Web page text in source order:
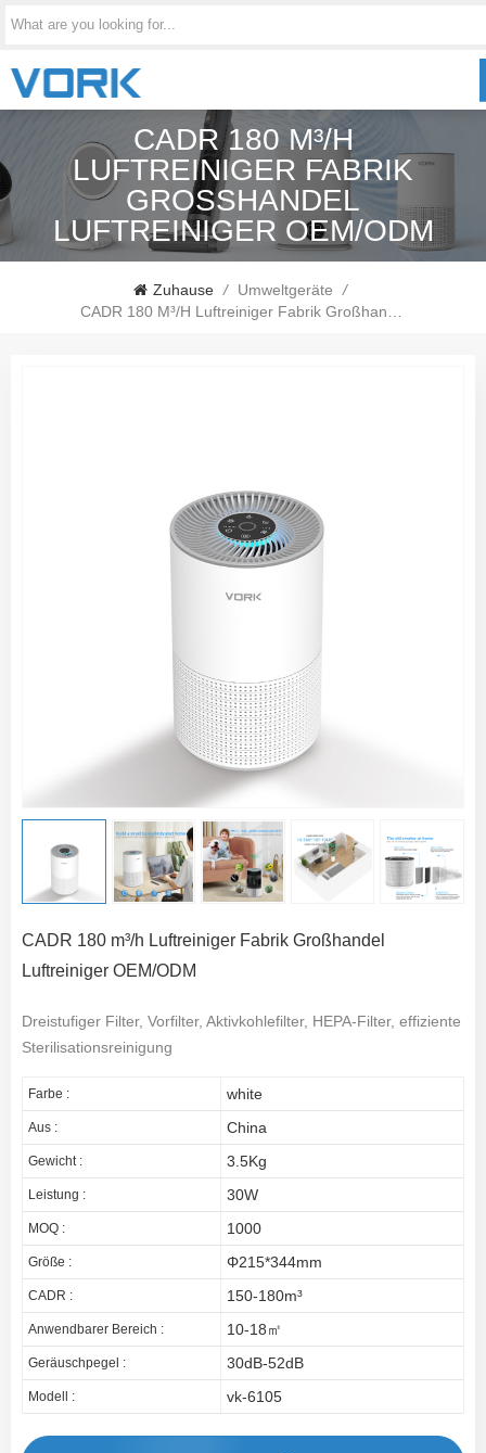
CADR 180 M³/H
LUFTREINIGER FABRIK
GROSSHANDEL L
UFTREINIGER OEM/ODM
Zuhause / Umweltgeräte
/
CADR 180 M³/h Luftreiniger Fabrik Großhandel Luftreiniger OEM/ODM
CADR 180 m³/h Luftreiniger Fabrik Großhandel
Luftreiniger OEM/ODM
Dreistufiger Filter, Vorfilter, Aktivkohlefilter, HEPA-Filter, effiziente
Sterilisationsreinigung
Farbe : white
Aus : China
Gewicht : 3.5Kg
Leistung : 30W
MOQ : 1000
Größe : Φ215*344mm
CADR : 150-180m³
Anwendbarer Bereich : 10-18㎡
Geräuschpegel : 30dB-52dB
Modell : vk-6105